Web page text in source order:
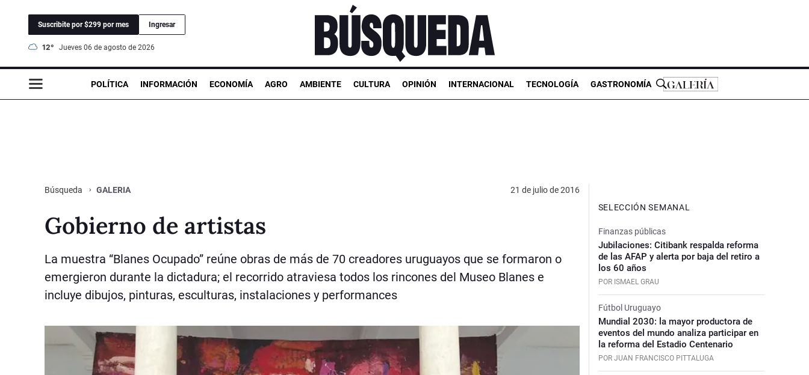
Suscribite por $299 por mes Ingresar
12° jueves 06 de agosto de 2026
POLÍTICA INFORMACIÓN ECONOMÍA AGRO AMBIENTE CULTURA OPINIÓN INTERNACIONAL TECNOLOGÍA GASTRONOMÍA
Búsqueda GALERIA 21 de julio de 2016
Gobierno de artistas
La muestra “Blanes Ocupado” reúne obras de más de 70 creadores uruguayos que se formaron o
emergieron durante la dictadura; el recorrido atraviesa todos los rincones del Museo Blanes e
incluye dibujos, pinturas, esculturas, instalaciones y performances
SELECCIÓN SEMANAL
Finanzas públicas
Jubilaciones: Citibank respalda reforma
de las AFAP y alerta por baja del retiro a
los 60 años
POR ISMAEL GRAU
Fútbol Uruguayo
Mundial 2030: la mayor productora de
eventos del mundo analiza participar en
la reforma del Estadio Centenario
POR JUAN FRANCISCO PITTALUGA